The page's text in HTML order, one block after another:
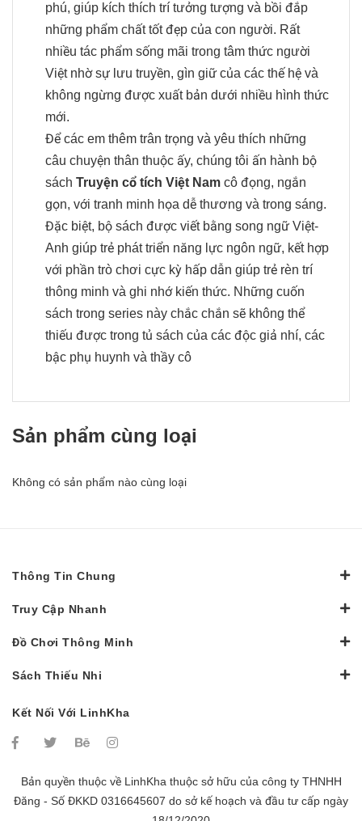
phú, giúp kích thích trí tưởng tượng và bồi đắp
những phẩm chất tốt đẹp của con người. Rất
nhiều tác phẩm sống mãi trong tâm thức người
Việt nhờ sự lưu truyền, gìn giữ của các thế hệ và
không ngừng được xuất bản dưới nhiều hình thức
mới.
Để các em thêm trân trọng và yêu thích những
câu chuyện thân thuộc ấy, chúng tôi ấn hành bộ
sách Truyện cổ tích Việt Nam cô đọng, ngắn
gọn, với tranh minh họa dễ thương và trong sáng.
Đặc biệt, bộ sách được viết bằng song ngữ Việt-
Anh giúp trẻ phát triển năng lực ngôn ngữ, kết hợp
với phần trò chơi cực kỳ hấp dẫn giúp trẻ rèn trí
thông minh và ghi nhớ kiến thức. Những cuốn
sách trong series này chắc chắn sẽ không thể
thiếu được trong tủ sách của các độc giả nhí, các
bậc phụ huynh và thầy cô
Sản phẩm cùng loại
Không có sản phẩm nào cùng loại
Thông Tin Chung
Truy Cập Nhanh
Đồ Chơi Thông Minh
Sách Thiếu Nhi
Kết Nối Với LinhKha
Bản quyền thuộc về LinhKha thuộc sở hữu của công ty THNHH
Đăng - Số ĐKKD 0316645607 do sở kế hoạch và đầu tư cấp ngày